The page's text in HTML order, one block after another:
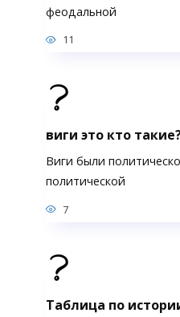
феодальной
11
виги это кто
Виги были
политической
7
Таблица по